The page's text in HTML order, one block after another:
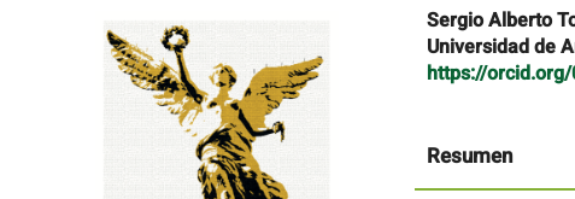
lateral
artículo
Contenido
principal
del
artículo
Sergio Alberto
Universidad de
https://
Resumen